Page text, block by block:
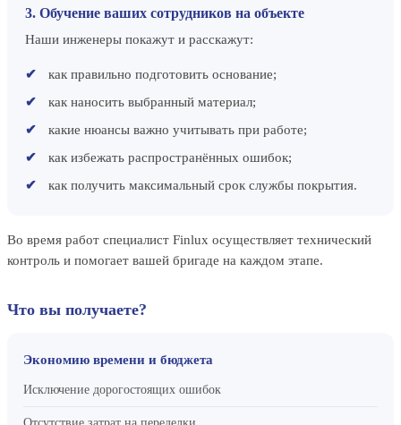
3. Обучение ваших сотрудников на объекте
Наши инженеры покажут и расскажут:
как правильно подготовить основание;
как наносить выбранный материал;
какие нюансы важно учитывать при работе;
как избежать распространённых ошибок;
как получить максимальный срок службы покрытия.
Во время работ специалист Finlux осуществляет технический
контроль и помогает вашей бригаде на каждом этапе.
Что вы получаете?
Экономию времени и бюджета
Исключение дорогостоящих ошибок